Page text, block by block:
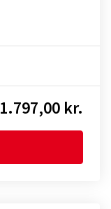
1.797,00 kr.